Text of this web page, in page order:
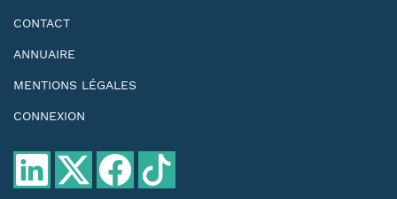
CONTACT
ANNUAIRE
MENTIONS LÉGALES
CONNEXION